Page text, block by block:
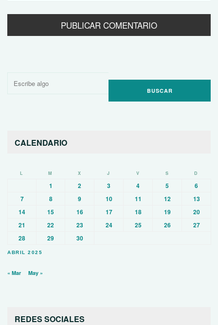
Buscar
CALENDARIO
ABRIL 2025
L M X J V S D
1 2 3 4 5
6
7
8 9 10 11 12
13
14
15 16 17 18 19
20
21
22 23 24 25 26
27
28
29 30
« Mar May »
REDES SOCIALES